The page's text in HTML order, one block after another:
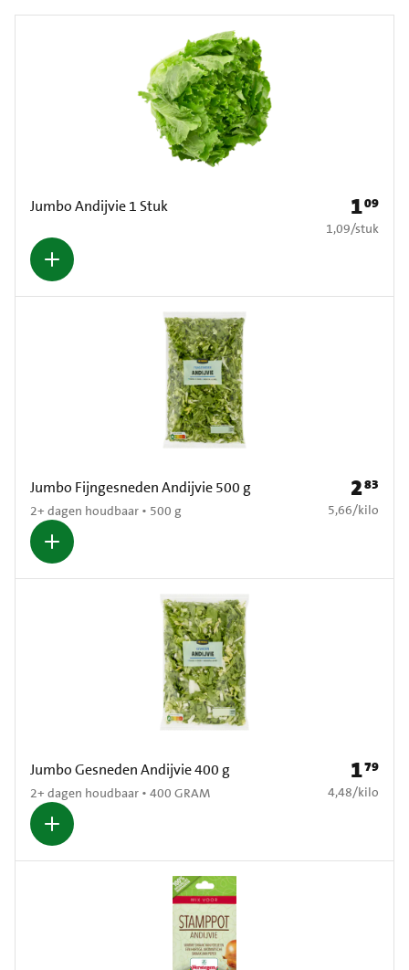
Jumbo Andijvie 1 Stuk Prijs: €
109
€ 1,09 per stuk
1,09/stuk
Jumbo Fijngesneden Andijvie 500 g
2+ dagen houdbaar • 500 g
Prijs: €
283
€ 5,66 per kilo
5,66/kilo
Jumbo Gesneden Andijvie 400 g
2+ dagen houdbaar • 400 GRAM
Prijs: €
179
€ 4,48 per kilo
4,48/kilo